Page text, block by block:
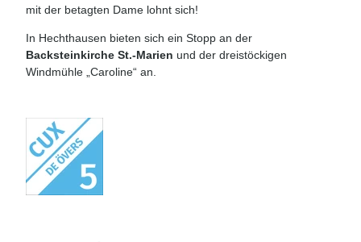
mit der betagten Dame lohnt sich!
In Hechthausen bieten sich ein Stopp an der
Backsteinkirche St.-Marien und der dreistöckigen
Windmühle „Caroline“ an.